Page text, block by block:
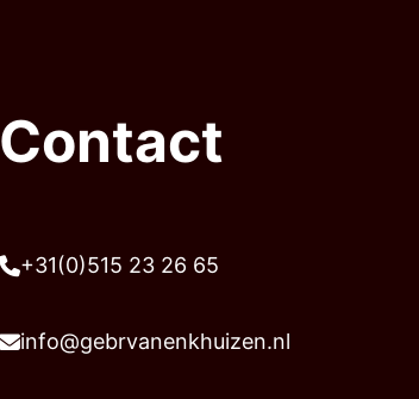
Contact
+31(0)515 23 26 65
info@gebrvanenkhuizen.nl